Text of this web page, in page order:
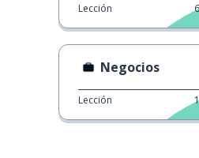
Lección
Negocios
Lección